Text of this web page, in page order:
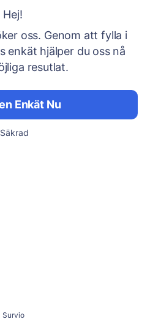
Hej!
oss. Genom att fylla i
enkät hjälper du oss nå
resutlat.
Enkät Nu
Säkrad
Survio